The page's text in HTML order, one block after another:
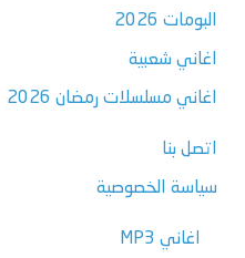
البومات 2026
اغاني شعبية
اغاني مسلسلات رمضان 2026
اتصل بنا
سياسة الخصوصية
اغاني MP3